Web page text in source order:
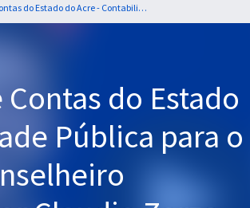
TCE AC - Tribunal de Contas do Estado do Acre - Contabilidade Pública para o cargo de Auditor Conselheiro Substituto - Professor Claudio Zorzo (Pós-Edital)
Contas do Estado
Pública para o